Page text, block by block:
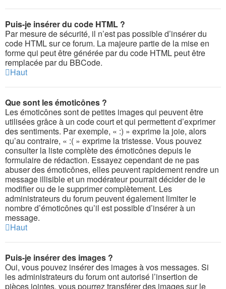
Puis-je insérer du code HTML ?
Par mesure de sécurité, il n’est pas possible d’insérer du
code HTML sur ce forum. La majeure partie de la mise en
forme qui peut être générée par du code HTML peut être
remplacée par du BBCode.
Haut
Que sont les émoticônes ?
Les émoticônes sont de petites images qui peuvent être
utilisées grâce à un code court et qui permettent d’exprimer
des sentiments. Par exemple, « :) » exprime la joie, alors
qu’au contraire, « :( » exprime la tristesse. Vous pouvez
consulter la liste complète des émoticônes depuis le
formulaire de rédaction. Essayez cependant de ne pas
abuser des émoticônes, elles peuvent rapidement rendre un
message illisible et un modérateur pourrait décider de le
modifier ou de le supprimer complètement. Les
administrateurs du forum peuvent également limiter le
nombre d’émoticônes qu’il est possible d’insérer à un
message.
Haut
Puis-je insérer des images ?
Oui, vous pouvez insérer des images à vos messages. Si
les administrateurs du forum ont autorisé l’insertion de
pièces jointes, vous pourrez transférer des images sur le